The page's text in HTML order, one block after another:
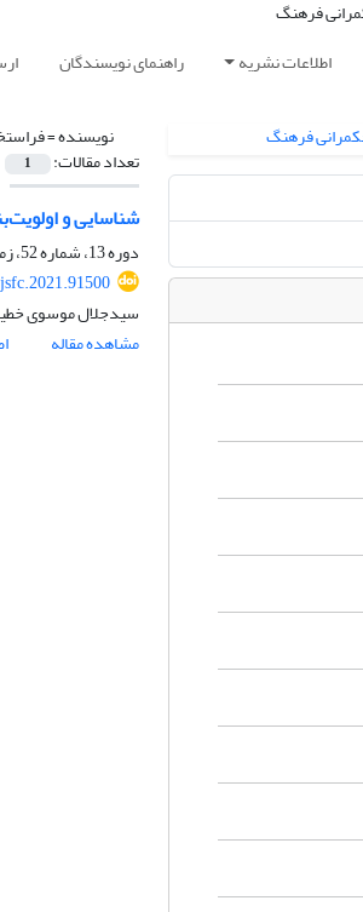
اطلاعات نشریه راهنمای نویسندگان
نویسنده =
تعداد مقالات: 1
شناسایی و
دوره 13، شماره 52، زمستان 1399، صفحه
سیدجلال موسوی
مشاهده مقاله